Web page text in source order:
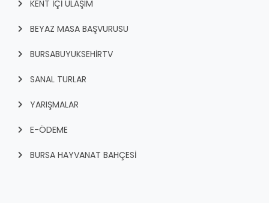
KENT İÇI ULAŞIM
BEYAZ MASA BAŞVURUSU
BURSABUYUKSEHIRTV
SANAL TURLAR
YARIŞMALAR
E-ÖDEME
BURSA HAYVANAT BAHÇESİ